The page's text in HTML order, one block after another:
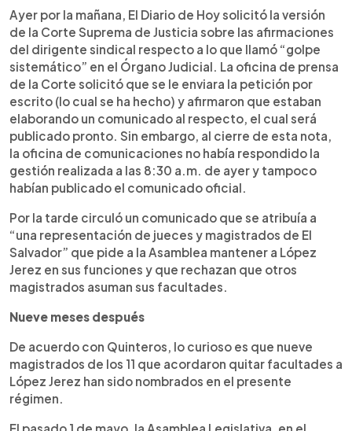
Ayer por la mañana, El Diario de Hoy solicitó la versión
de la Corte Suprema de Justicia sobre las afirmaciones
del dirigente sindical respecto a lo que llamó “golpe
sistemático” en el Órgano Judicial. La oficina de prensa
de la Corte solicitó que se le enviara la petición por
escrito (lo cual se ha hecho) y afirmaron que estaban
elaborando un comunicado al respecto, el cual será
publicado pronto. Sin embargo, al cierre de esta nota,
la oficina de comunicaciones no había respondido la
gestión realizada a las 8:30 a.m. de ayer y tampoco
habían publicado el comunicado oficial.
Por la tarde circuló un comunicado que se atribuía a
“una representación de jueces y magistrados de El
Salvador” que pide a la Asamblea mantener a López
Jerez en sus funciones y que rechazan que otros
magistrados asuman sus facultades.
Nueve meses después
De acuerdo con Quinteros, lo curioso es que nueve
magistrados de los 11 que acordaron quitar facultades a
López Jerez han sido nombrados en el presente
régimen.